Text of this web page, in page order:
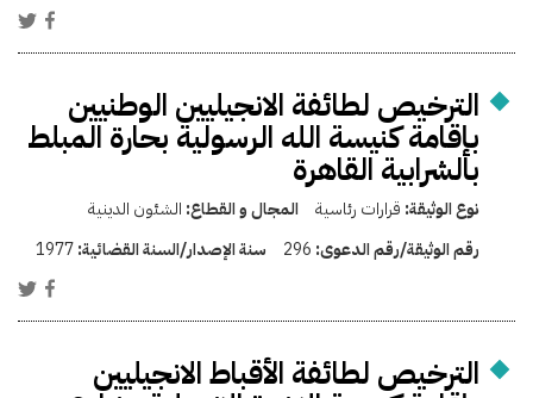
الترخيص لطائفة الانجيليين الوطنيين
بإقامة كنيسة الله الرسولية بحارة المبلط
بالشرابية القاهرة
نوع الوثيقة: قرارات رئاسية المجال و القطاع: الشئون الدينية
رقم الوثيقة/رقم الدعوى: 296 سنة الإصدار/السنة القضائية:1977
الترخيص لطائفة الأقباط الانجيليين